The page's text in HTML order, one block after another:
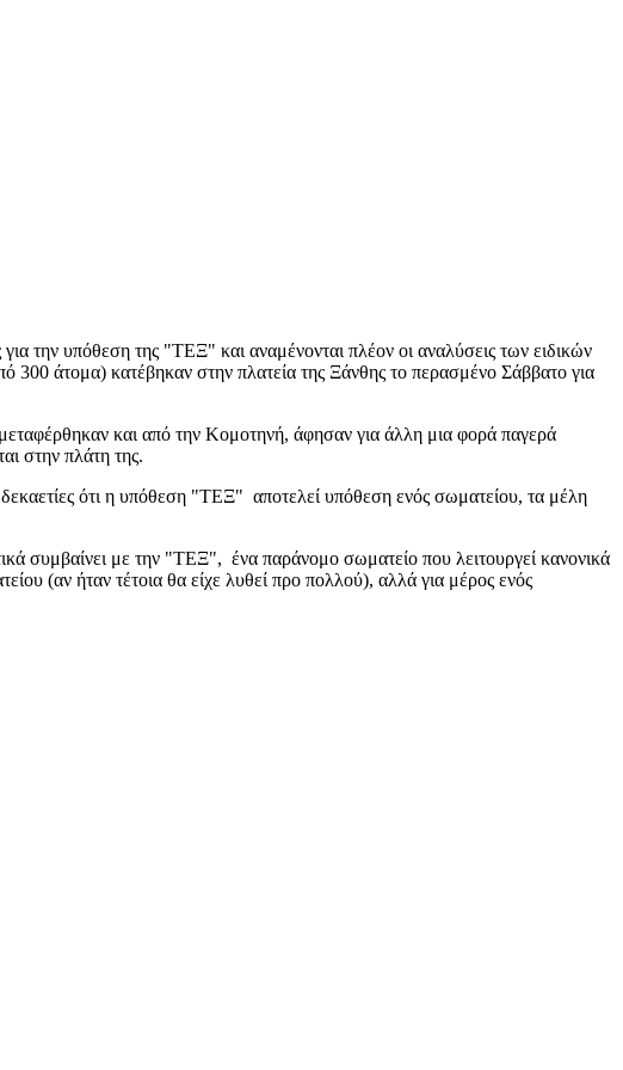
την υπόθεση της "ΤΕΞ" και αναμένονται πλέον οι αναλύσεις των ειδικών
300 άτομα) κατέβηκαν στην πλατεία της Ξάνθης το περασμένο Σάββατο για
και από την Κομοτηνή, άφησαν για άλλη μια φορά παγερά
στην πλάτη της.
ότι η υπόθεση "ΤΕΞ" αποτελεί υπόθεση ενός σωματείου, τα μέλη
με την "ΤΕΞ", ένα παράνομο σωματείο που λειτουργεί κανονικά
(αν ήταν τέτοια θα είχε λυθεί προ πολλού), αλλά για μέρος ενός